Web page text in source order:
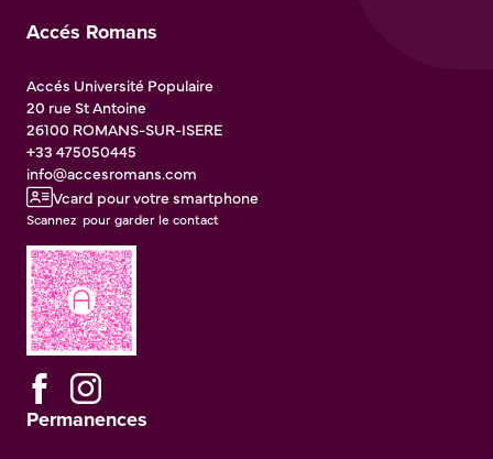
Accés Romans
Accés Université Populaire
20 rue St Antoine
26100 ROMANS-SUR-ISERE
+33 475050445
info@accesromans.com
Vcard pour votre smartphone
Scannez pour garder le contact
Permanences